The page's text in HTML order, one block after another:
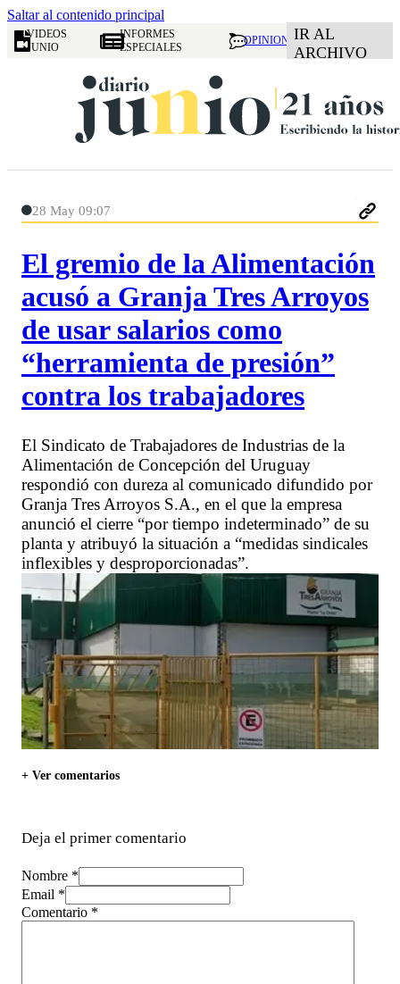
Saltar al contenido principal
VIDEOS
JUNIO
INFORMES
ESPECIALES
OPINION IR AL
ARCHIVO
28 May 09:07
El gremio de la Alimentación
acusó a Granja Tres Arroyos
de usar salarios como
“herramienta de presión”
contra los trabajadores
El Sindicato de Trabajadores de Industrias de la
Alimentación de Concepción del Uruguay
respondió con dureza al comunicado difundido por
Granja Tres Arroyos S.A., en el que la empresa
anunció el cierre “por tiempo indeterminado” de su
planta y atribuyó la situación a “medidas sindicales
inflexibles y desproporcionadas”.
+ Ver comentarios
Deja el primer comentario
Nombre *
Email *
Comentario *